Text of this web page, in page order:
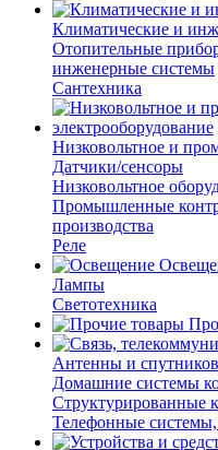
Климатические и
Отопительные
инженерные системы
Сантехника
Низковольтное и
Датчики/сенсоры
Низковольтное
Промышленные
производства
Реле
Лампы
Светотехника
Антенны и
Домашние системы
Структурированные
Телефонные